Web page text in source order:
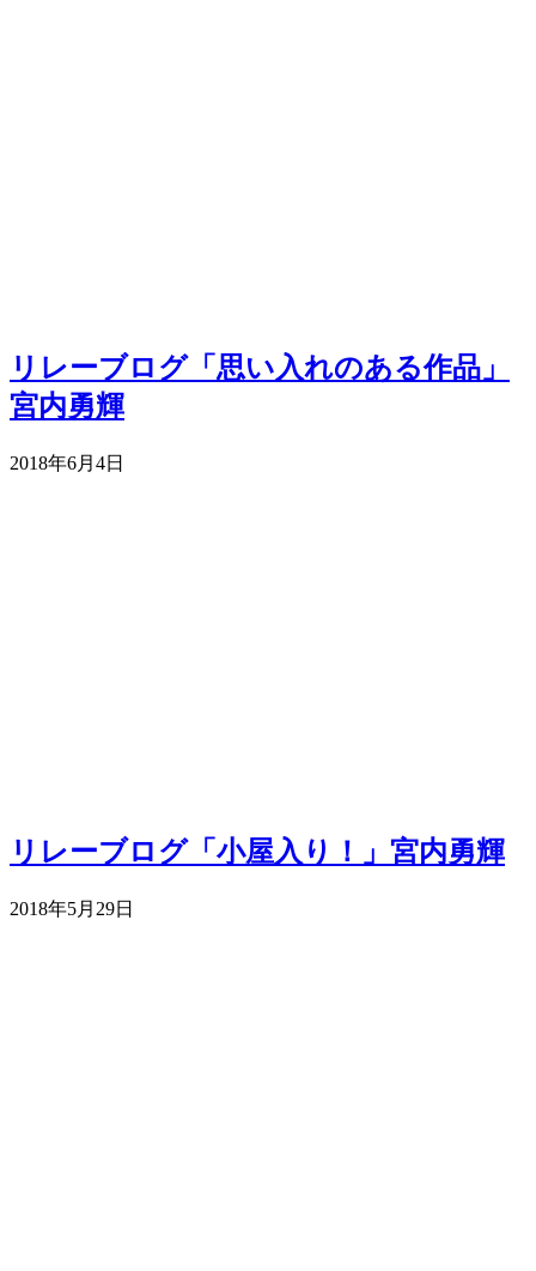
リレーブログ「思い入れのある作品」
宮内勇輝
2018年6月4日
リレーブログ「小屋入り！」宮内勇輝
2018年5月29日